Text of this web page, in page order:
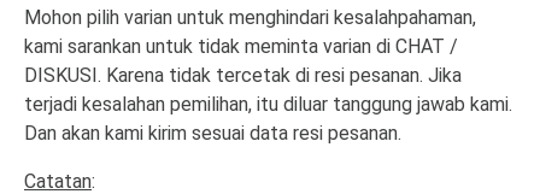
Mohon pilih varian untuk menghindari kesalahpahaman,
kami sarankan untuk tidak meminta varian di CHAT /
DISKUSI. Karena tidak tercetak di resi pesanan. Jika
terjadi kesalahan pemilihan, itu diluar tanggung jawab kami.
Dan akan kami kirim sesuai data resi pesanan.
Catatan: